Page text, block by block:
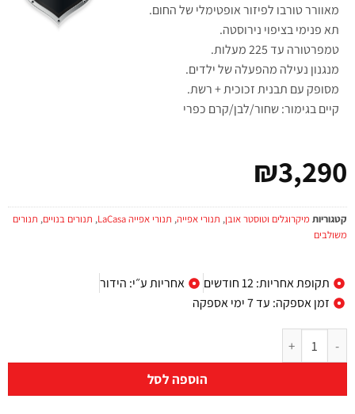
מאוורר טורבו לפיזור אופטימלי של החום.
תא פנימי בציפוי נירוסטה.
טמפרטורה עד 225 מעלות.
מנגנון נעילה מהפעלה של ילדים.
מסופק עם תבנית זכוכית + רשת.
קיים בגימור: שחור/לבן/קרם כפרי
₪3,290
קטגוריות מיקרוגלים וטוסטר אובן, תנורי אפייה, תנורי אפייה LaCasa , תנורים בנויים, תנורים
משולבים
תקופת אחריות: 12 חודשים
אחריות ע״י: הידור
זמן אספקה: עד 7 ימי אספקה
הוספה לסל